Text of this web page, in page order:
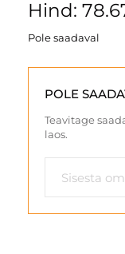
Hind:
Pole saadaval
POLE
Teavitage
laos.